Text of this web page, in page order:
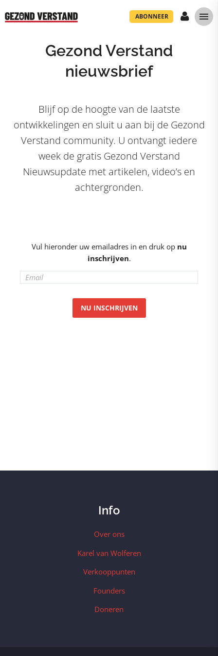
ABONNEER
Gezond Verstand
nieuwsbrief
Blijf op de hoogte van de laatste
ontwikkelingen en sluit u aan bij de Gezond
Verstand community. U ontvangt iedere
week de gratis Gezond Verstand
Nieuwsupdate met artikelen, video’s en
achtergronden.
Vul hieronder uw emailadres in en druk op nu
inschrijven.
NU INSCHRIJVEN
Info
Over ons
Karel van Wolferen
Verkooppunten
Founders
Doneren